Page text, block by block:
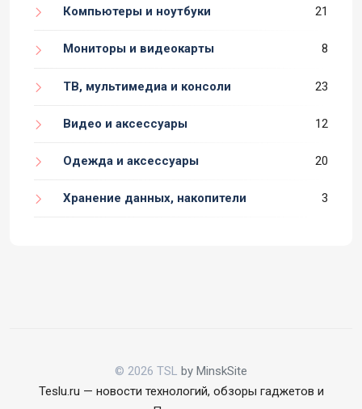
Компьютеры и ноутбуки 21
Мониторы и видеокарты 8
ТВ, мультимедиа и консоли 23
Видео и аксессуары 12
Одежда и аксессуары 20
Хранение данных, накопители 3
© 2026 TSL by MinskSite
Teslu.ru — новости технологий, обзоры гаджетов и